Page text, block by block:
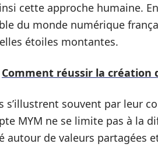
cette approche humaine.
du monde numérique
étoiles montantes.
Comment réussir la création
s’illustrent souvent par leur
MYM ne se limite pas à la
autour de valeurs partagées